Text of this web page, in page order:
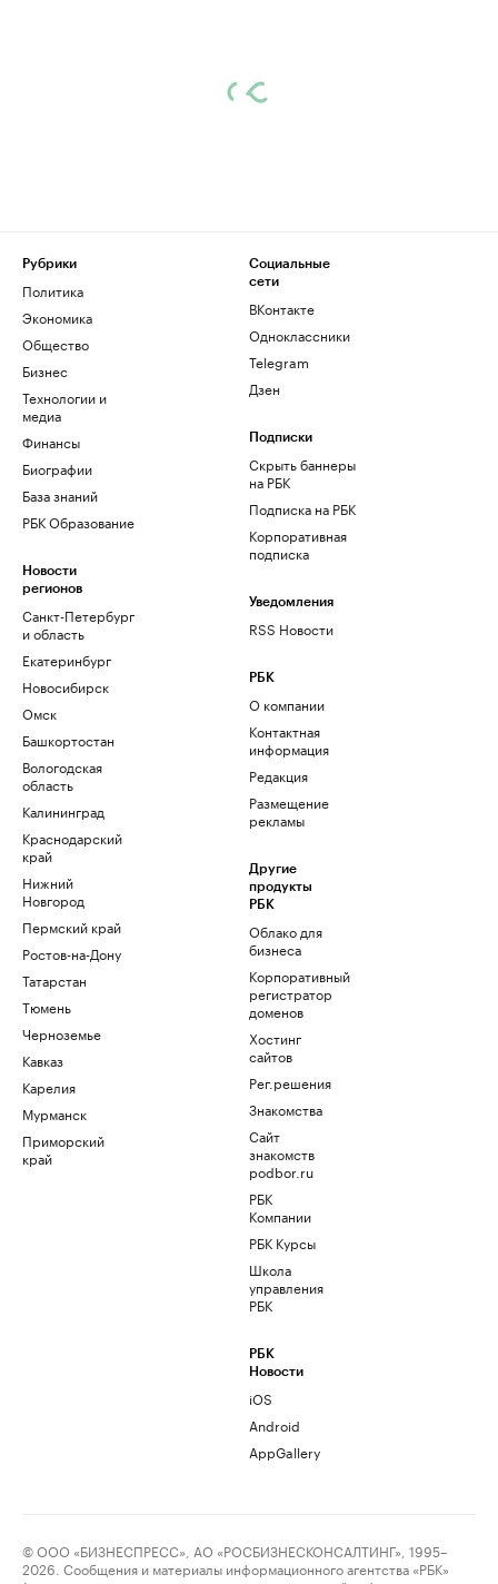
Рубрики
Политика
Экономика
Общество
Бизнес
Технологии и
медиа
Финансы
Биографии
База знаний
РБК Образование
Новости
регионов
Санкт-Петербург
и область
Екатеринбург
Новосибирск
Омск
Башкортостан
Вологодская
область
Калининград
Краснодарский
край
Нижний
Новгород
Пермский край
Ростов-на-Дону
Татарстан
Тюмень
Черноземье
Кавказ
Карелия
Мурманск
Приморский
край
Социальные
сети
ВКонтакте
Одноклассники
Telegram
Дзен
Подписки
Скрыть баннеры
на РБК
Подписка на РБК
Корпоративная
подписка
Уведомления
RSS Новости
РБК
О компании
Контактная
информация
Редакция
Размещение
рекламы
Другие
продукты
РБК
Облако для
бизнеса
Корпоративный
регистратор
доменов
Хостинг
сайтов
Рег.решения
Знакомства
Сайт
знакомств
podbor.ru
РБК
Компании
РБК Курсы
Школа
управления
РБК
РБК
Новости
iOS
Android
AppGallery
© ООО «БИЗНЕСПРЕСС», АО «РОСБИЗНЕСКОНСАЛТИНГ», 1995–
2026. Сообщения и материалы информационного агентства «РБК»